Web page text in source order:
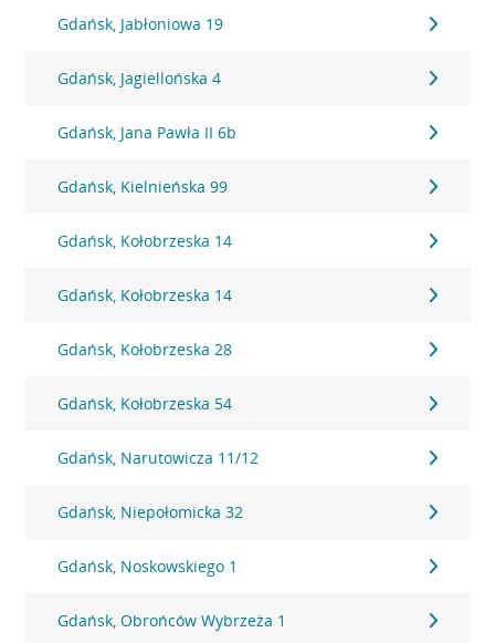
Gdańsk, Jabłoniowa 19
Gdańsk, Jagiellońska 4
Gdańsk, Jana Pawła II 6b
Gdańsk, Kielnieńska 99
Gdańsk, Kołobrzeska 14
Gdańsk, Kołobrzeska 14
Gdańsk, Kołobrzeska 28
Gdańsk, Kołobrzeska 54
Gdańsk, Narutowicza 11/12
Gdańsk, Niepołomicka 32
Gdańsk, Noskowskiego 1
Gdańsk, Obrońców Wybrzeża 1